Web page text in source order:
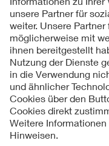
Kontakt
Impressum
Datenschutzinformationen
Cookie Hinweise